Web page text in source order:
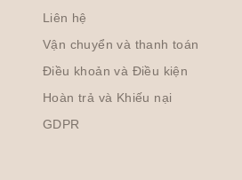
t
ù
y
c
h
ỉ
Liên hệ
Vận chuyển và thanh toán
Điều khoản và Điều kiện
Hoàn trả và Khiếu nại
GDPR